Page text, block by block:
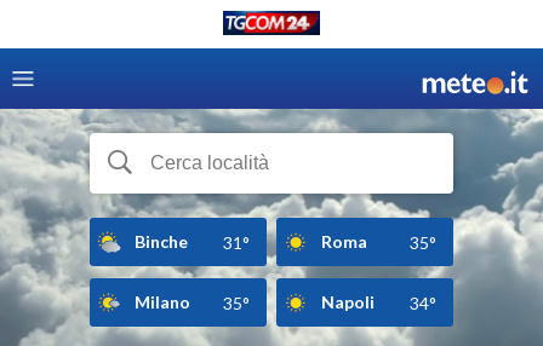
Binche 31° Roma 35°
Milano 35° Napoli 34°